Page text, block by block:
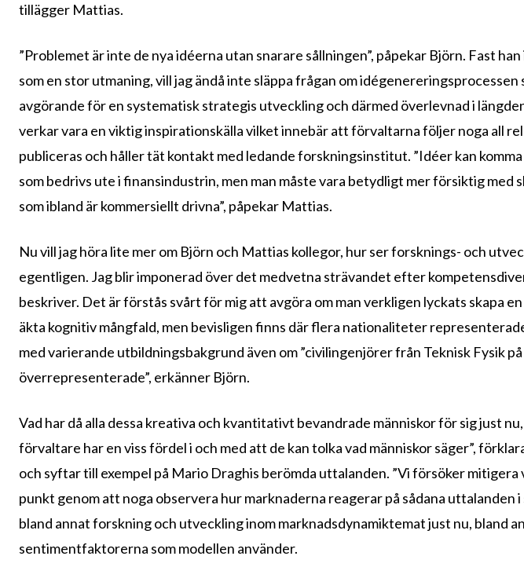
tillägger Mattias.
”Problemet är inte de nya idéerna utan snarare sållningen”, påpekar Björn. Fast
som en stor utmaning, vill jag ändå inte släppa frågan om idégenereringsprocessen
avgörande för en systematisk strategis utveckling och därmed överlevnad i
verkar vara en viktig inspirationskälla vilket innebär att förvaltarna följer noga all
publiceras och håller tät kontakt med ledande forskningsinstitut. ”Idéer kan
som bedrivs ute i finansindustrin, men man måste vara betydligt mer försiktig med
som ibland är kommersiellt drivna”, påpekar Mattias.
Nu vill jag höra lite mer om Björn och Mattias kollegor, hur ser forsknings- och
egentligen. Jag blir imponerad över det medvetna strävandet efter
beskriver. Det är förstås svårt för mig att avgöra om man verkligen lyckats skapa
äkta kognitiv mångfald, men bevisligen finns där flera nationaliteter
med varierande utbildningsbakgrund även om ”civilingenjörer från Teknisk Fysik
överrepresenterade”, erkänner Björn.
Vad har då alla dessa kreativa och kvantitativt bevandrade människor för sig just
förvaltare har en viss fördel i och med att de kan tolka vad människor säger”,
och syftar till exempel på Mario Draghis berömda uttalanden. ”Vi försöker mitigera
punkt genom att noga observera hur marknaderna reagerar på sådana uttalanden
bland annat forskning och utveckling inom marknadsdynamiktemat just nu, bland
sentimentfaktorerna som modellen använder.